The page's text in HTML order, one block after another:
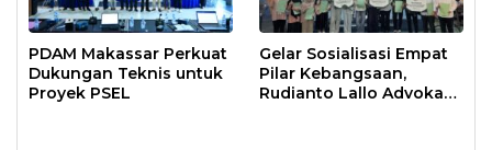
PDAM Makassar Perkuat
Dukungan Teknis untuk
Proyek PSEL
Gelar Sosialisasi Empat
Pilar Kebangsaan,
Rudianto Lallo Advokasi